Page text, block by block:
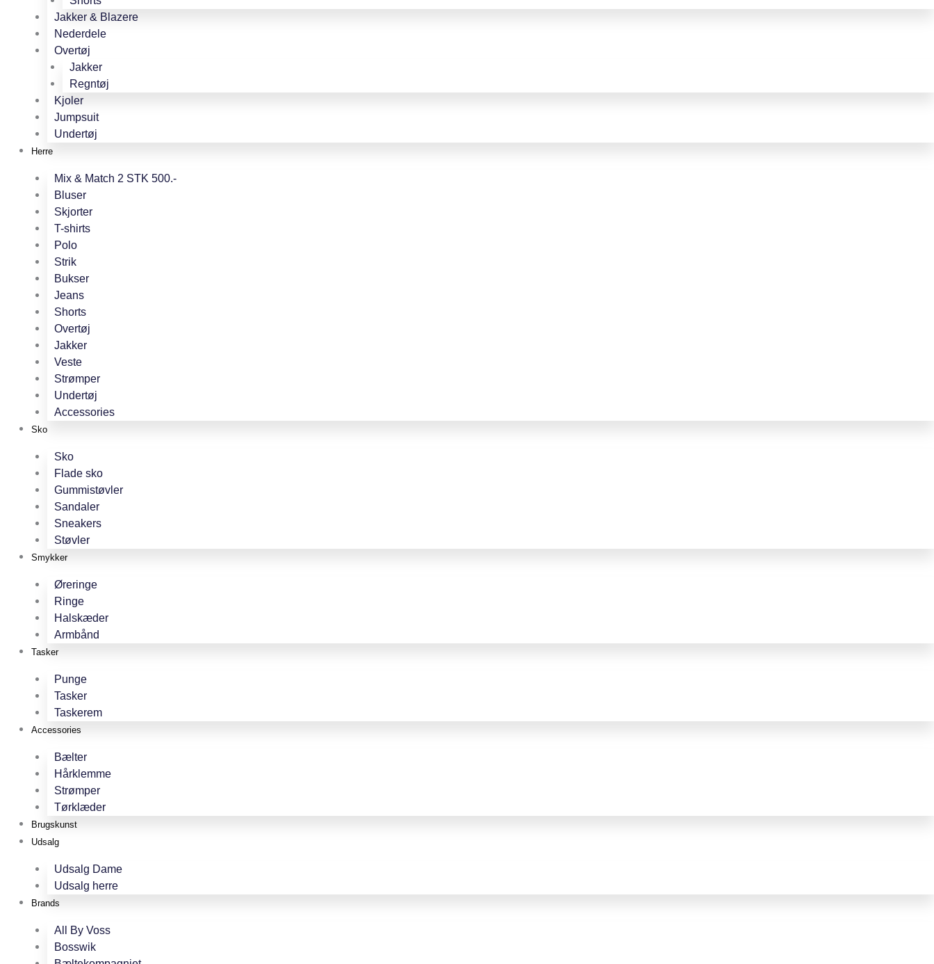
Jakker & Blazere
Nederdele
Overtøj
Jakker
Regntøj
Kjoler
Jumpsuit
Undertøj
Herre
Mix & Match 2 STK 500.-
Bluser
Skjorter
T-shirts
Polo
Strik
Bukser
Jeans
Shorts
Overtøj
Jakker
Veste
Strømper
Undertøj
Accessories
Sko
Sko
Flade sko
Gummistøvler
Sandaler
Sneakers
Støvler
Smykker
Øreringe
Ringe
Halskæder
Armbånd
Tasker
Punge
Tasker
Taskerem
Accessories
Bælter
Hårklemme
Strømper
Tørklæder
Brugskunst
Udsalg
Udsalg Dame
Udsalg herre
Brands
All By Voss
Bosswik